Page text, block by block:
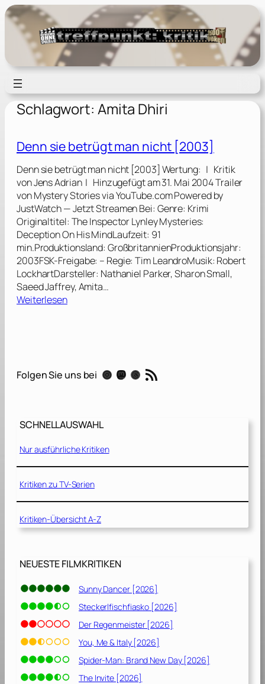
Zum
Inhalt
springen
Schlagwort: Amita Dhiri
Denn sie betrügt man nicht [2003]
Denn sie betrügt man nicht [2003] Wertung: | Kritik
von Jens Adrian | Hinzugefügt am 31. Mai 2004 Trailer
von Mystery Stories via YouTube.com Powered by
JustWatch — Jetzt Streamen Bei: Genre: Krimi
Originaltitel: The Inspector Lynley Mysteries:
Deception On His MindLaufzeit: 91
min.Produktionsland: GroßbritannienProduktionsjahr:
2003FSK-Freigabe: – Regie: Tim LeandroMusik: Robert
LockhartDarsteller: Nathaniel Parker, Sharon Small,
Saeed Jaffrey, Amita…
Weiterlesen:
i
t
ü
g
t
n
n
c
t
2
0
0
]
Folgen Sie uns bei Instagram Mastodon Threads RSS-Feed
SCHNELLAUSWAHL
Nur ausführliche Kritiken
Kritiken zu TV-Serien
Kritiken-Übersicht A-Z
NEUESTE FILMKRITIKEN
Sunny Dancer [2026]
Steckerlfischfiasko [2026]
Der Regenmeister [2026]
You, Me & Italy [2026]
Spider-Man: Brand New Day [2026]
The Invite [2026]